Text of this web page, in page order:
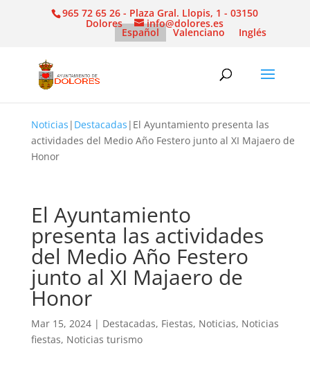
965 72 65 26 - Plaza Gral. Llopis, 1 - 03150
Dolores info@dolores.es
Español Valenciano Inglés
Noticias | Destacadas | El Ayuntamiento presenta las
actividades del Medio Año Festero junto al XI Majaero de
Honor
El Ayuntamiento
presenta las actividades
del Medio Año Festero
junto al XI Majaero de
Honor
Mar 15, 2024| Destacadas, Fiestas, Noticias, Noticias
fiestas, Noticias turismo